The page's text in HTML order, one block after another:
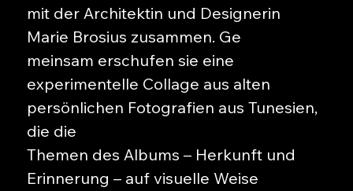
mit der Architektin und Designerin
Marie Brosius zusammen. Ge
meinsam erschufen sie eine
experimentelle Collage aus alten
persönlichen Fotografien aus Tunesien,
die die
Themen des Albums – Herkunft und
Erinnerung – auf visuelle Weise